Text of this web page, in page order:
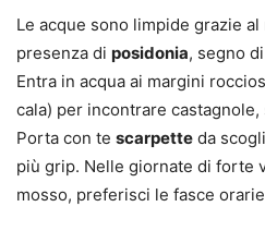
Le acque sono limpide grazie
presenza di posidonia, segno
Entra in acqua ai margini
cala) per incontrare
Porta con te scarpette da
più grip. Nelle giornate di forte
mosso, preferisci le fasce